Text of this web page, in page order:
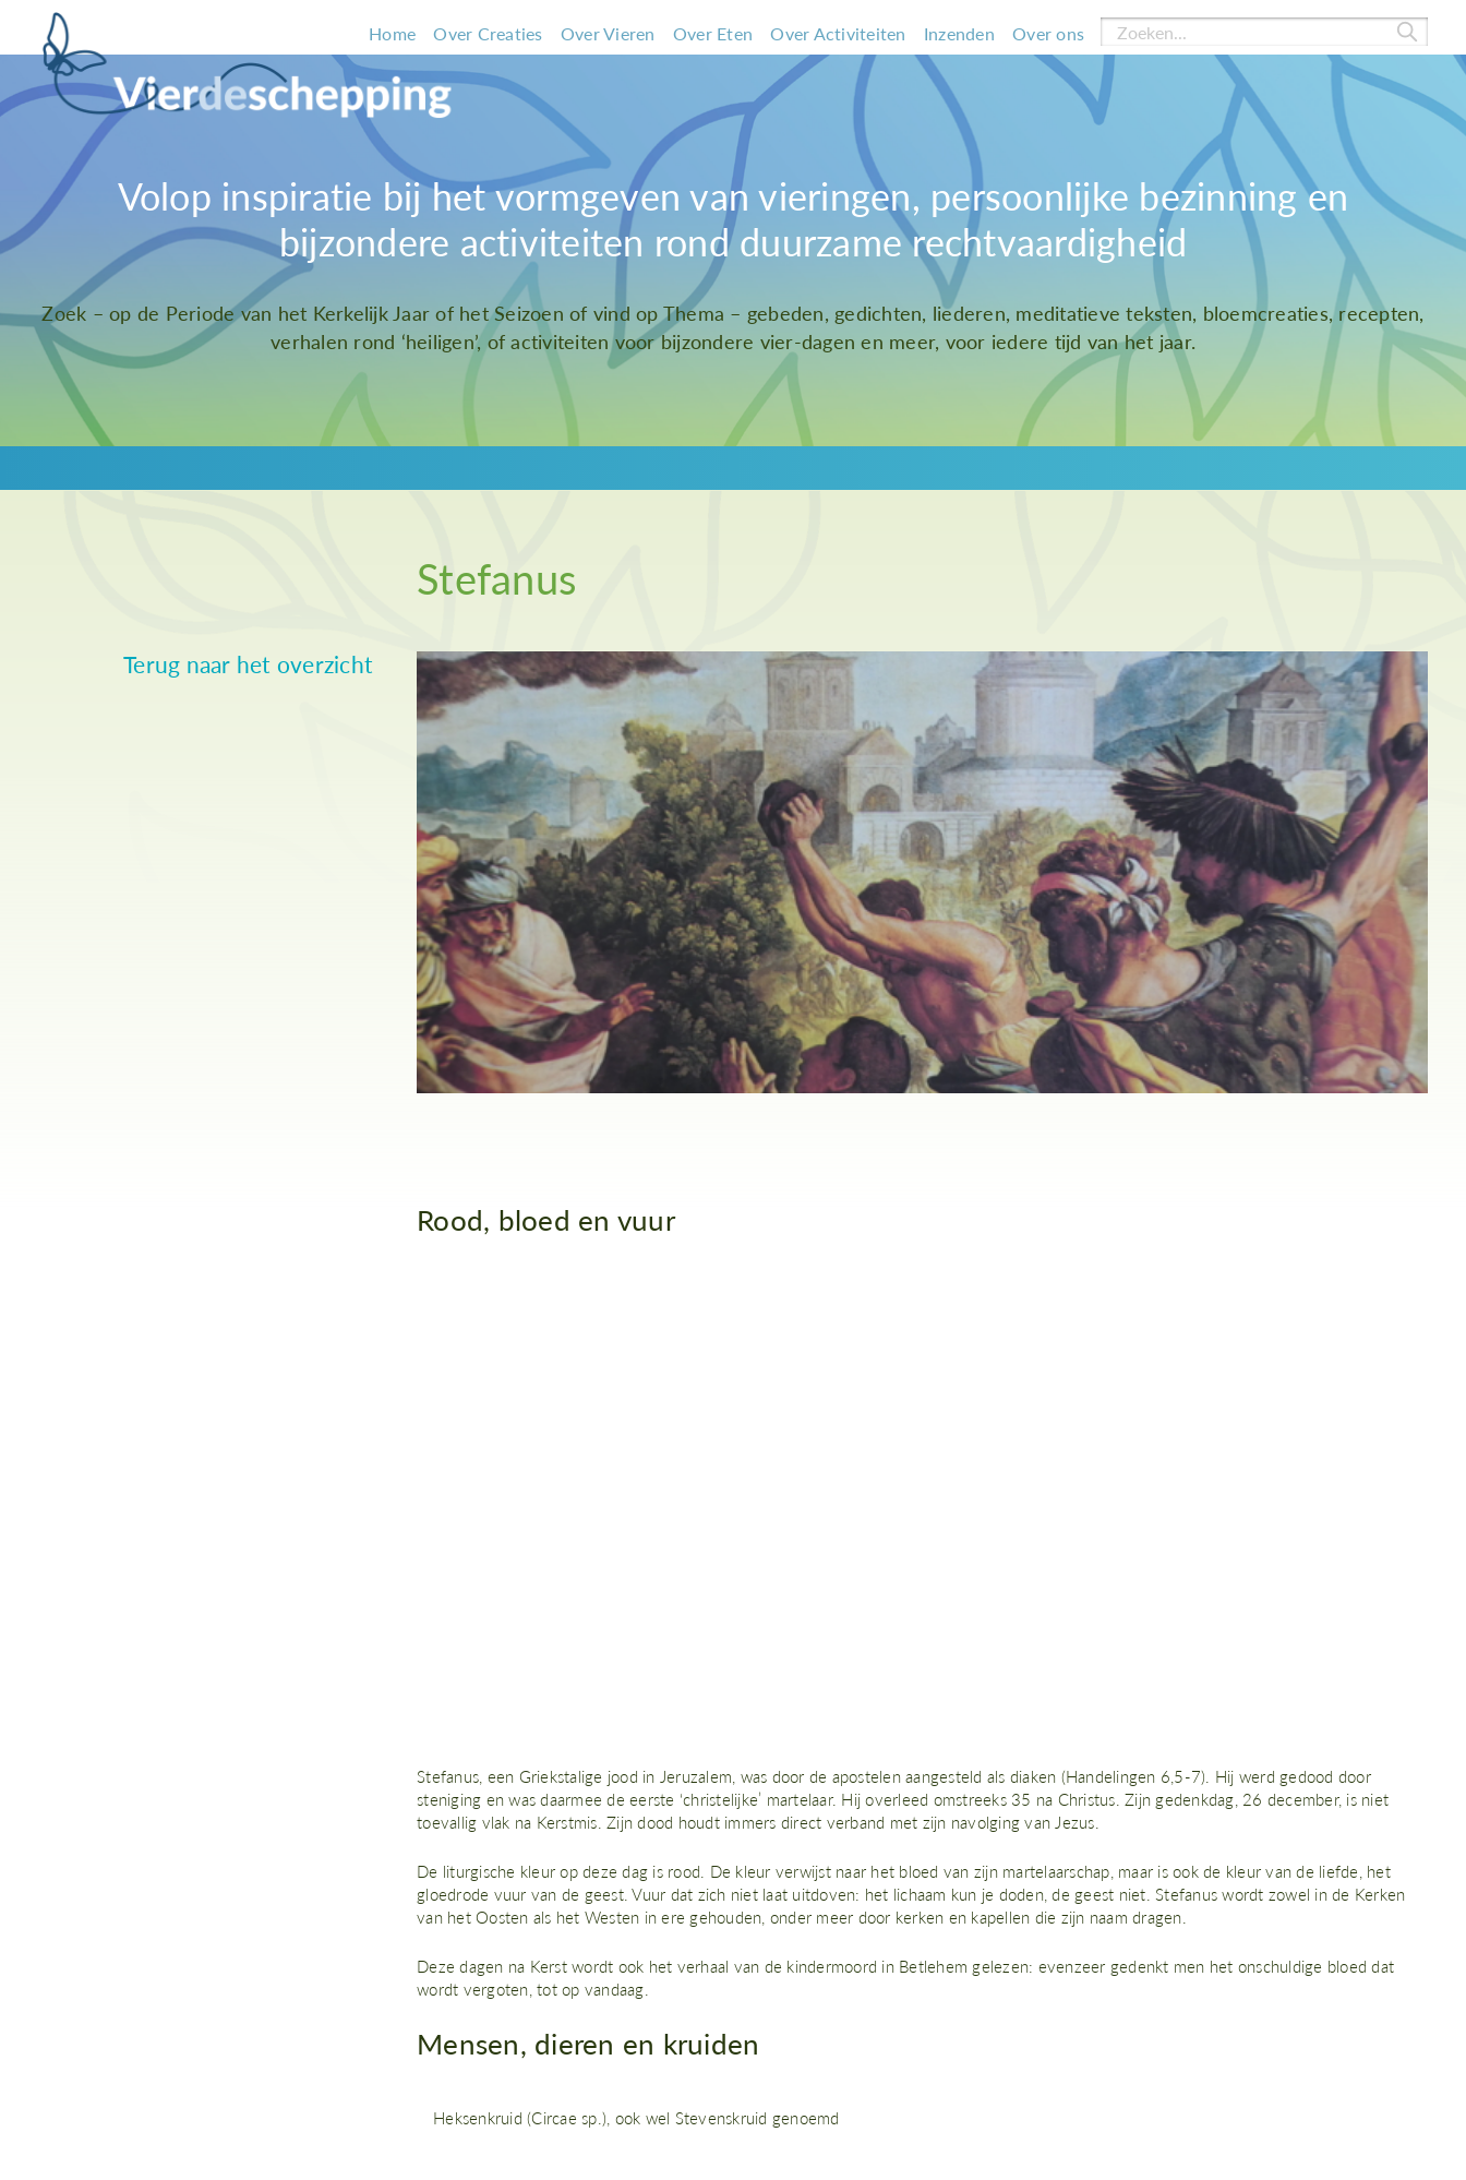
Home Over Creaties Over Vieren Over Eten Over Activiteiten Inzenden Over ons
Volop inspiratie bij het vormgeven van vieringen, persoonlijke bezinning en
bijzondere activiteiten rond duurzame rechtvaardigheid
Zoek – op de Periode van het Kerkelijk Jaar of het Seizoen of vind op Thema – gebeden, gedichten, liederen, meditatieve teksten, bloemcreaties, recepten,
verhalen rond ‘heiligen’, of activiteiten voor bijzondere vier-dagen en meer, voor iedere tijd van het jaar.
Terug naar het overzicht
Stefanus
Rood, bloed en vuur
Stefanus, een Griekstalige jood in Jeruzalem, was door de apostelen aangesteld als diaken (Handelingen 6,5-7). Hij werd gedood door
steniging en was daarmee de eerste ‘christelijke’ martelaar. Hij overleed omstreeks 35 na Christus. Zijn gedenkdag, 26 december, is niet
toevallig vlak na Kerstmis. Zijn dood houdt immers direct verband met zijn navolging van Jezus.
De liturgische kleur op deze dag is rood. De kleur verwijst naar het bloed van zijn martelaarschap, maar is ook de kleur van de liefde, het
gloedrode vuur van de geest. Vuur dat zich niet laat uitdoven: het lichaam kun je doden, de geest niet. Stefanus wordt zowel in de Kerken
van het Oosten als het Westen in ere gehouden, onder meer door kerken en kapellen die zijn naam dragen.
Deze dagen na Kerst wordt ook het verhaal van de kindermoord in Betlehem gelezen: evenzeer gedenkt men het onschuldige bloed dat
wordt vergoten, tot op vandaag.
Mensen, dieren en kruiden
Heksenkruid (Circae sp.), ook wel Stevenskruid genoemd